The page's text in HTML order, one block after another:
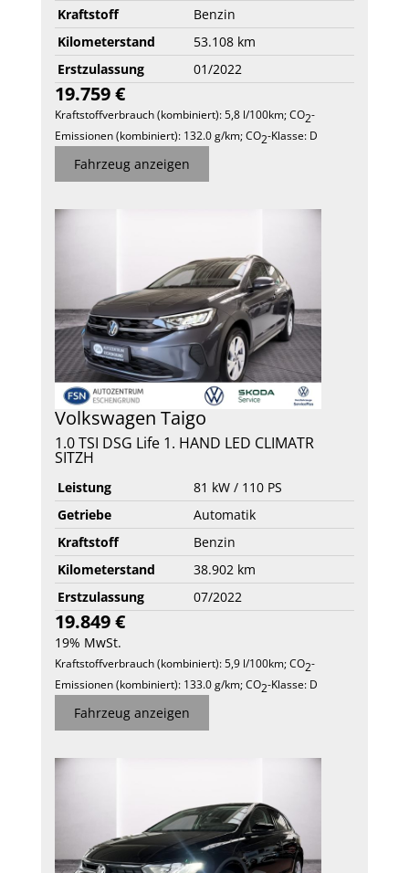
Kraftstoff
Benzin
Kilometerstand
53.108 km
Erstzulassung
01/2022
19.759 €
Kraftstoffverbrauch (kombiniert):5,8 l/100km;CO2-
Emissionen (kombiniert): 132.0 g/km;CO2-Klasse: D
Fahrzeug anzeigen
Volkswagen Taigo
1.0 TSI DSG Life 1. HAND LED CLIMATR
SITZH
Leistung
81 kW / 110 PS
Getriebe
Automatik
Kraftstoff
Benzin
Kilometerstand
38.902 km
Erstzulassung
07/2022
19.849 €
19% MwSt.
Kraftstoffverbrauch (kombiniert):5,9 l/100km;CO2-
Emissionen (kombiniert): 133.0 g/km;CO2-Klasse: D
Fahrzeug anzeigen